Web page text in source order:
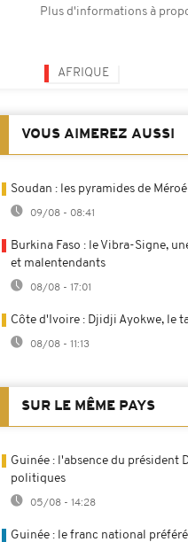
Plus d'informations à
AFRIQUE
VOUS AIMEREZ AUSSI
Soudan : les pyramides de
09/08 - 08:41
Burkina Faso : le Vibra-Signe,
et malentendants
08/08 - 17:01
Côte d'Ivoire : Djidji Ayokwe, le
08/08 - 11:13
SUR LE MÊME PAYS
Guinée : l'absence du président
politiques
05/08 - 14:28
Guinée : le franc national